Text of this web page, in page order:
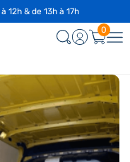
12h & de 13h à 17h
0